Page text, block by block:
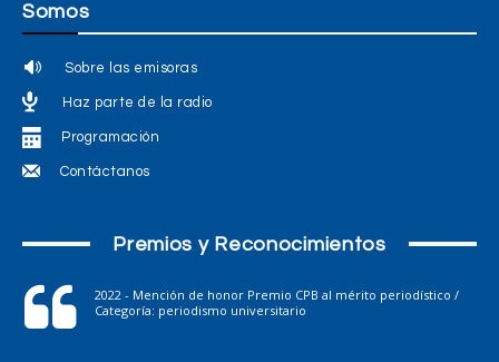
Somos
Sobre las emisoras
Haz parte de la radio
Programación
Contáctanos
Premios y Reconocimientos
2022 - Mención de honor Premio CPB al mérito periodístico /
Categoría: periodismo universitario